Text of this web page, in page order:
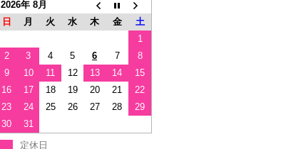
2026年 8月
日
月 火 水 木 金
土
1
2
3 4 5 6 7
8
9
10 11 12 13 14
15
16
17 18 19 20 21
22
23
24 25 26 27 28
29
30
31
定休日